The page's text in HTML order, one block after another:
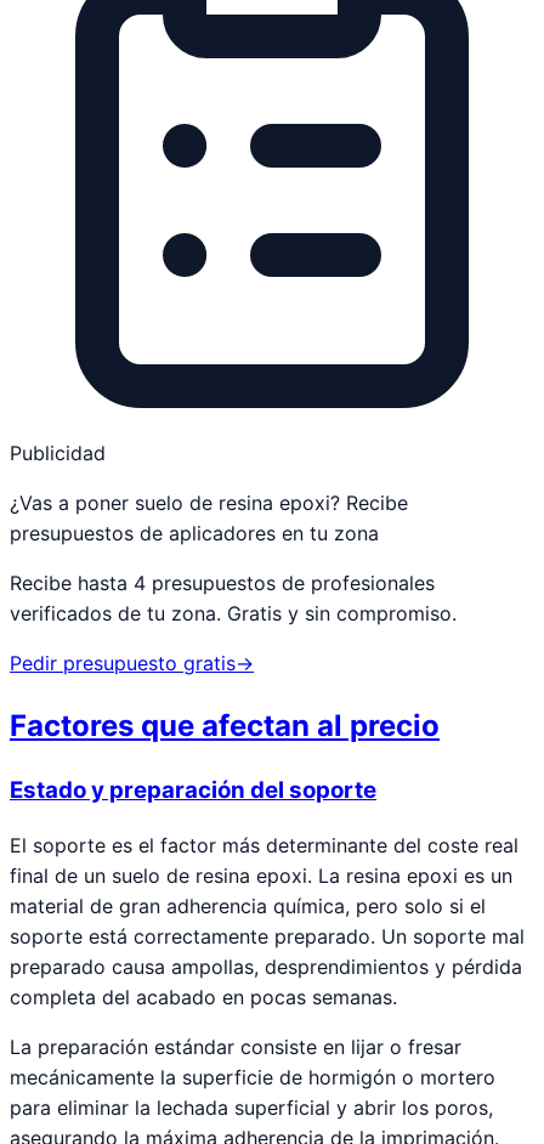
Publicidad
¿Vas a poner suelo de resina epoxi? Recibe
presupuestos de aplicadores en tu zona
Recibe hasta 4 presupuestos de profesionales
verificados de tu zona. Gratis y sin compromiso.
Pedir presupuesto gratis→
Factores que afectan al precio
Estado y preparación del soporte
El soporte es el factor más determinante del coste real
final de un suelo de resina epoxi. La resina epoxi es un
material de gran adherencia química, pero solo si el
soporte está correctamente preparado. Un soporte mal
preparado causa ampollas, desprendimientos y pérdida
completa del acabado en pocas semanas.
La preparación estándar consiste en lijar o fresar
mecánicamente la superficie de hormigón o mortero
para eliminar la lechada superficial y abrir los poros,
asegurando la máxima adherencia de la imprimación.